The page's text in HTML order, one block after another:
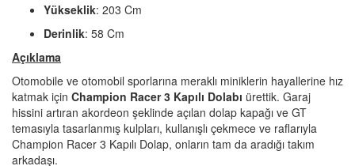
Yükseklik: 203 Cm
Derinlik: 58 Cm
Açıklama
Otomobile ve otomobil sporlarına meraklı miniklerin hayallerine hız
katmak için Champion Racer 3 Kapılı Dolabı ürettik. Garaj
hissini artıran akordeon şeklinde açılan dolap kapağı ve GT
temasıyla tasarlanmış kulpları, kullanışlı çekmece ve raflarıyla
Champion Racer 3 Kapılı Dolap, onların tam da aradığı takım
arkadaşı.